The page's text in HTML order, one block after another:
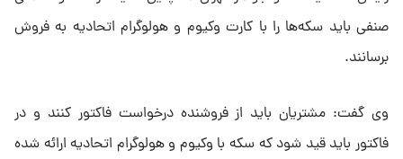
صنفی باید سکه‌ها را با کارت وکیوم و هولوگرام اتحادیه به فروش
برسانند.
وی گفت: مشتریان باید از فروشنده درخواست فاکتور کنند و در
فاکتور باید قید شود که سکه با وکیوم و هولوگرام اتحادیه ارائه شده